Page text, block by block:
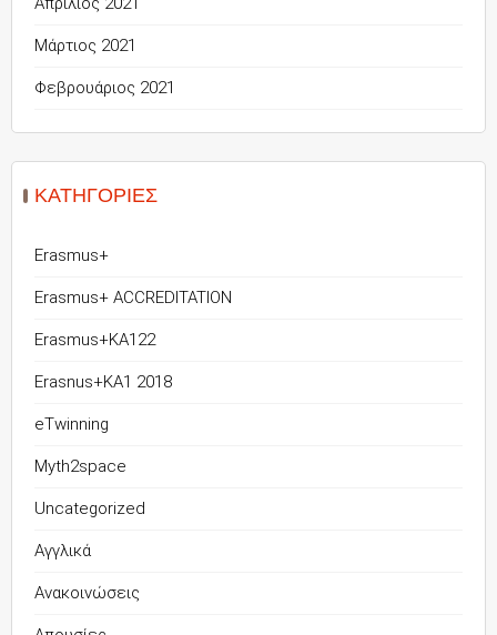
Μάρτιος 2021
Φεβρουάριος 2021
KΑΤΗΓΟΡΊΕΣ
Erasmus+
Erasmus+ ACCREDITATION
Erasmus+KA122
Erasnus+KA1 2018
eTwinning
Myth2space
Uncategorized
Αγγλικά
Ανακοινώσεις